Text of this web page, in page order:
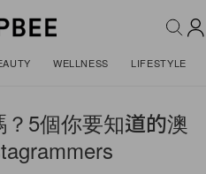
WELLNESS LIFESTYLE
5個你要知道的澳